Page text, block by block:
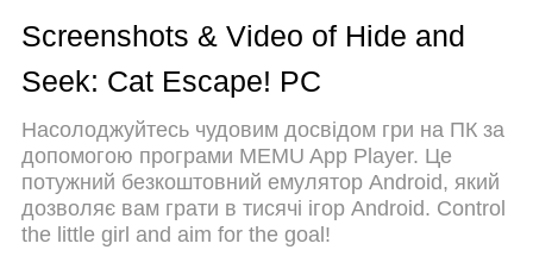
повний екран свого додатка за допомогою
клавіатури та миші. MEmu пропонує вам усі
дивовижні функції, які ви очікували: швидка
зрозумілі елементи керування, більше обмежень
від акумулятора, мобільних даних та тривожних
дзвінків. Новий MEmu 9 - найкращий вибір
використання Hide and Seek: Cat Escape! на
вашому комп’ютері. За допомогою нашого
Screenshots & Video of Hide and
Seek: Cat Escape! PC
Насолоджуйтесь чудовим досвідом гри на ПК за
допомогою програми MEMU App Player. Це
потужний безкоштовний емулятор Android, який
дозволяє вам грати в тисячі ігор Android. Control
the little girl and aim for the goal!